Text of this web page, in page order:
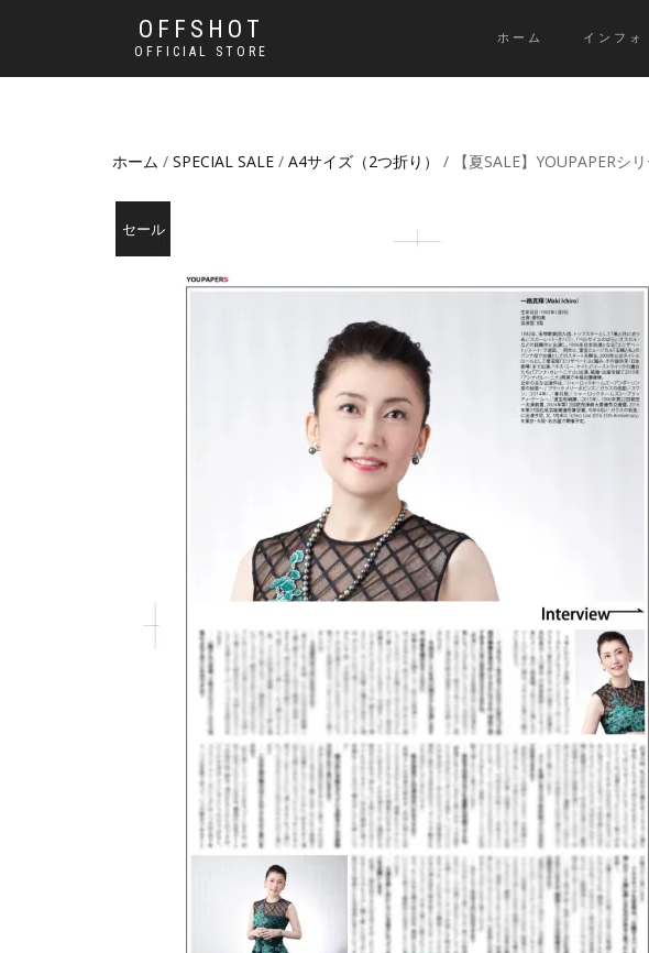
OFFSHOT
OFFICIAL STORE
ホーム インフォ
ホーム / SPECIAL SALE / A4サイズ（2つ折り） / 【夏SALE】YOUPAPERシ
セール